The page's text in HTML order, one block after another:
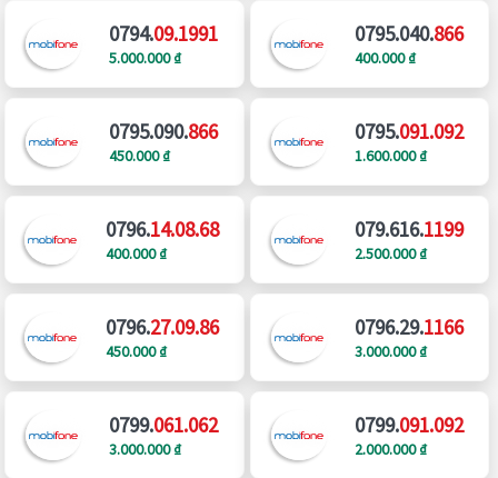
0794.09.1991
5.000.000 ₫
0795.040.866
400.000 ₫
0795.090.866
450.000 ₫
0795.091.092
1.600.000 ₫
0796.14.08.68
400.000 ₫
079.616.1199
2.500.000 ₫
0796.27.09.86
450.000 ₫
0796.29.1166
3.000.000 ₫
0799.061.062
3.000.000 ₫
0799.091.092
2.000.000 ₫